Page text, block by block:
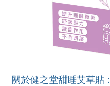
關於健之堂甜睡艾草貼 ：